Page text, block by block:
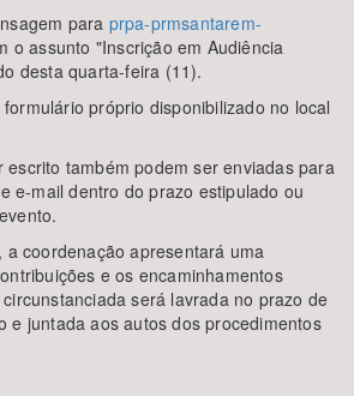
para prpa-prmsantarem-
o assunto "Inscrição em Audiência
desta quarta-feira (11).
próprio disponibilizado no local
escrito também podem ser enviadas para
e-mail dentro do prazo estipulado ou
a coordenação apresentará uma
e os encaminhamentos
será lavrada no prazo de
e juntada aos autos dos procedimentos